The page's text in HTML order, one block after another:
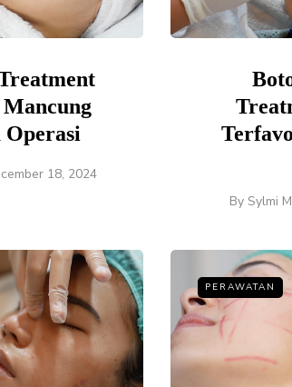
Operasi
18, 2024
By Sylmi
PERAWATAN